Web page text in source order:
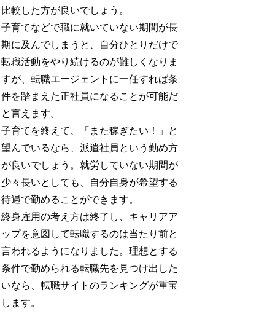
比較した方が良いでしょう。
子育てなどで職に就いていない期間が長
期に及んでしまうと、自分ひとりだけで
転職活動をやり続けるのが難しくなりま
すが、転職エージェントに一任すれば条
件を踏まえた正社員になることが可能だ
と言えます。
子育てを終えて、「また稼ぎたい！」と
望んでいるなら、派遣社員という勤め方
が良いでしょう。就労していない期間が
少々長いとしても、自分自身が希望する
待遇で勤めることができます。
終身雇用の考え方は終了し、キャリアア
ップを意図して転職するのは当たり前と
言われるようになりました。理想とする
条件で勤められる転職先を見つけ出した
いなら、転職サイトのランキングが重宝
します。